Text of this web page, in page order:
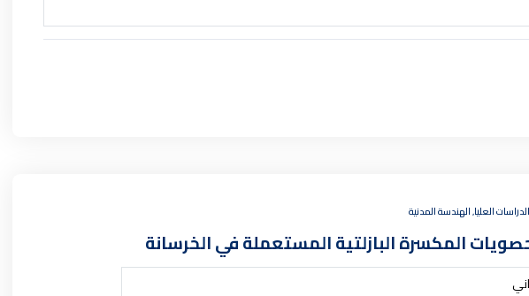
العليا, الهندسة المدنية
المكسرة البازلتية المستعملة في الخرسانة